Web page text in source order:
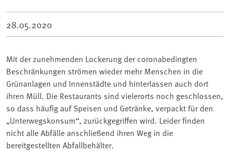
28.05.2020
Mit der zunehmenden Lockerung der coronabedingten
Beschränkungen strömen wieder mehr Menschen in die
Grünanlagen und Innenstädte und hinterlassen auch dort
ihren Müll. Die Restaurants sind vielerorts noch geschlossen,
so dass häufig auf Speisen und Getränke, verpackt für den
„Unterwegskonsum“, zurückgegriffen wird. Leider finden
nicht alle Abfälle anschließend ihren Weg in die
bereitgestellten Abfallbehälter.